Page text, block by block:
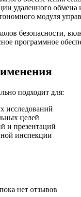
удаленного обмена
модуля
безопасности,
программное
подходит для:
целей
презентаций
инспекции
нет отзывов